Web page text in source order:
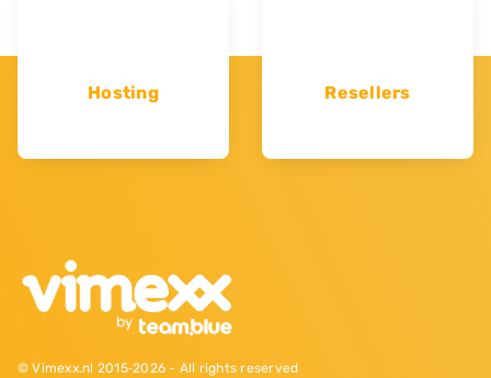
Hosting Resellers
© Vimexx.nl 2015‐2026 - All rights reserved